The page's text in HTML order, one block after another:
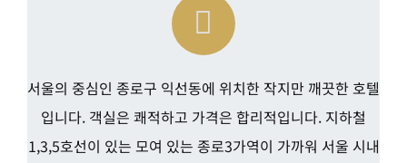
서울의 중심인 종로구 익선동에 위치한 작지만 깨끗한 호텔
입니다. 객실은 쾌적하고 가격은 합리적입니다. 지하철
1,3,5호선이 있는 모여 있는 종로3가역이 가까워 서울 시내